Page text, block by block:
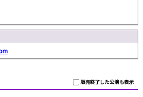
販売終了した公演も表示